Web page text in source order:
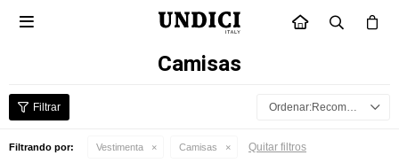
INICIO

Camisas
Recomendados
Filtrando por: Vestimenta Camisas Quitar filtros